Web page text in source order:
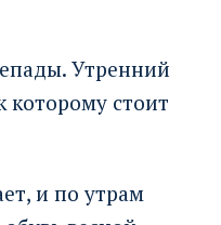
Утренний
стоит
и по утрам